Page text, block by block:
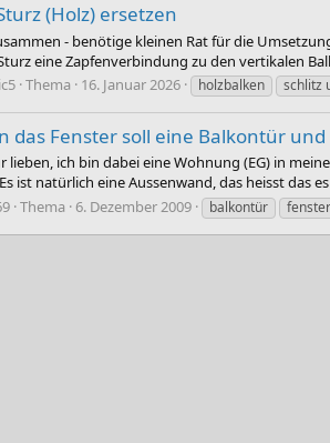
(Holz) ersetzen
- benötige kleinen Rat für die
eine Zapfenverbindung zu den vertikalen
Thema 16. Januar 2026 holzbalken schlitz
das Fenster soll eine Balkontür und
lieben, ich bin dabei eine Wohnung (EG) in
ist natürlich eine Aussenwand, das heisst das
Thema 6. Dezember 2009 balkontür fenster